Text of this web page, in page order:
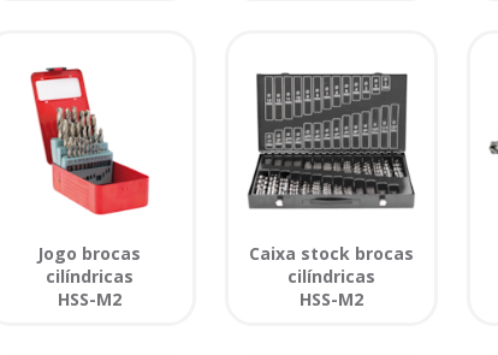
Jogo brocas
cilíndricas
HSS-M2
Caixa stock brocas
cilíndricas
HSS-M2